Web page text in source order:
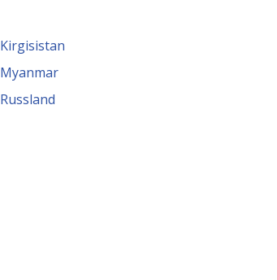
Kirgisistan
Myanmar
Russland